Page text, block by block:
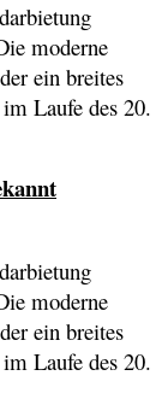
moderne
ein breites
Laufe des 20.
moderne
ein breites
Laufe des 20.